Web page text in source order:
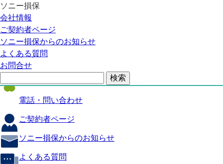
ソニー損保
会社情報
ご契約者ページ
ソニー損保からのお知らせ
よくある質問
お問合せ
自動車保険
医療保険
火災保険
海外旅行保険
電話・問い合わせ
ご契約者ページ
ソニー損保からのお知らせ
よくある質問